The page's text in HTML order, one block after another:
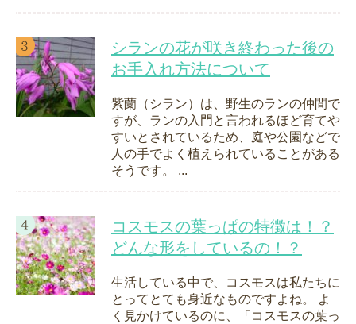
シランの花が咲き終わった後の
お手入れ方法について
紫蘭（シラン）は、野生のランの仲間で
すが、ランの入門と言われるほど育てや
すいとされているため、庭や公園などで
人の手でよく植えられていることがある
そうです。 ...
コスモスの葉っぱの特徴は！？
どんな形をしているの！？
生活している中で、コスモスは私たちに
とってとても身近なものですよね。 よ
く見かけているのに、「コスモスの葉っ